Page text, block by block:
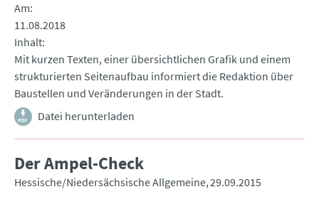
Am
11.08.2018
Inhalt
Mit kurzen Texten, einer übersichtlichen Grafik und einem
strukturierten Seitenaufbau informiert die Redaktion über
Baustellen und Veränderungen in der Stadt.
Datei herunterladen
Der Ampel-Check
Hessische/Niedersächsische Allgemeine 29.09.2015